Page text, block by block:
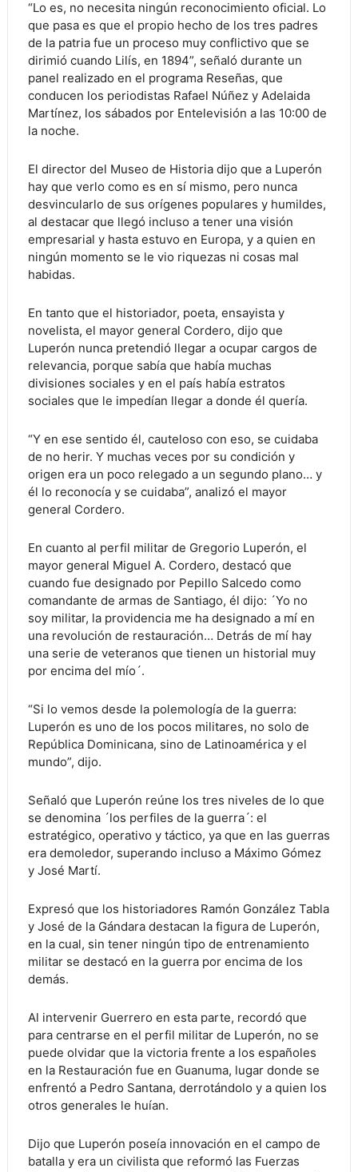
“Lo es, no necesita ningún reconocimiento oficial. Lo
que pasa es que el propio hecho de los tres padres
de la patria fue un proceso muy conflictivo que se
dirimió cuando Lilís, en 1894”, señaló durante un
panel realizado en el programa Reseñas, que
conducen los periodistas Rafael Núñez y Adelaida
Martínez, los sábados por Entelevisión a las 10:00 de
la noche.
El director del Museo de Historia dijo que a Luperón
hay que verlo como es en sí mismo, pero nunca
desvincularlo de sus orígenes populares y humildes,
al destacar que llegó incluso a tener una visión
empresarial y hasta estuvo en Europa, y a quien en
ningún momento se le vio riquezas ni cosas mal
habidas.
En tanto que el historiador, poeta, ensayista y
novelista, el mayor general Cordero, dijo que
Luperón nunca pretendió llegar a ocupar cargos de
relevancia, porque sabía que había muchas
divisiones sociales y en el país había estratos
sociales que le impedían llegar a donde él quería.
“Y en ese sentido él, cauteloso con eso, se cuidaba
de no herir. Y muchas veces por su condición y
origen era un poco relegado a un segundo plano… y
él lo reconocía y se cuidaba”, analizó el mayor
general Cordero.
En cuanto al perfil militar de Gregorio Luperón, el
mayor general Miguel A. Cordero, destacó que
cuando fue designado por Pepillo Salcedo como
comandante de armas de Santiago, él dijo: ´Yo no
soy militar, la providencia me ha designado a mí en
una revolución de restauración… Detrás de mí hay
una serie de veteranos que tienen un historial muy
por encima del mío´.
“Si lo vemos desde la polemología de la guerra:
Luperón es uno de los pocos militares, no solo de
República Dominicana, sino de Latinoamérica y el
mundo”, dijo.
Señaló que Luperón reúne los tres niveles de lo que
se denomina ´los perfiles de la guerra´: el
estratégico, operativo y táctico, ya que en las guerras
era demoledor, superando incluso a Máximo Gómez
y José Martí.
Expresó que los historiadores Ramón González Tabla
y José de la Gándara destacan la figura de Luperón,
en la cual, sin tener ningún tipo de entrenamiento
militar se destacó en la guerra por encima de los
demás.
Al intervenir Guerrero en esta parte, recordó que
para centrarse en el perfil militar de Luperón, no se
puede olvidar que la victoria frente a los españoles
en la Restauración fue en Guanuma, lugar donde se
enfrentó a Pedro Santana, derrotándolo y a quien los
otros generales le huían.
Dijo que Luperón poseía innovación en el campo de
batalla y era un civilista que reformó las Fuerzas